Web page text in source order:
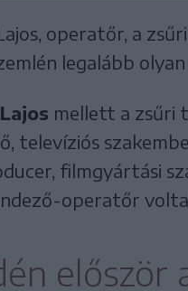
operatőr, a
legalább
mellett a zsűri
televíziós
filmgyártási
operatőr
először